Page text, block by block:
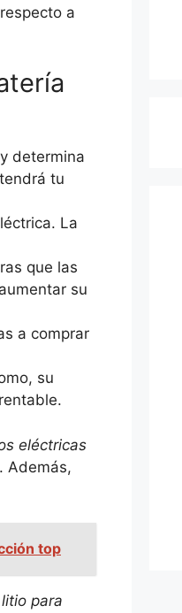
a
determina
tu
La
que las
su
a comprar
su
eléctricas
Además,
top
para